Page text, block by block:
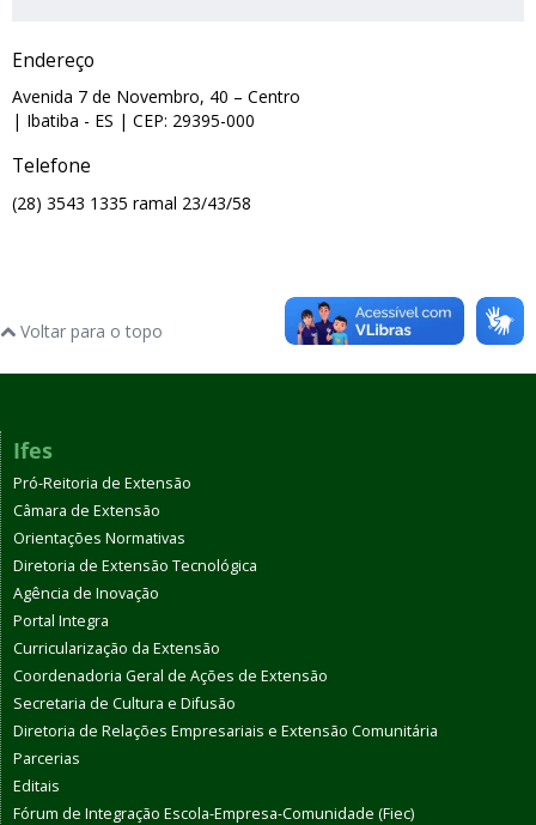
Endereço
Avenida 7 de Novembro, 40 – Centro
| Ibatiba - ES | CEP: 29395-000
Telefone
(28) 3543 1335 ramal 23/43/58
Voltar para o topo
Ifes
Pró-Reitoria de Extensão
Câmara de Extensão
Orientações Normativas
Diretoria de Extensão Tecnológica
Agência de Inovação
Portal Integra
Curricularização da Extensão
Coordenadoria Geral de Ações de Extensão
Secretaria de Cultura e Difusão
Diretoria de Relações Empresariais e Extensão Comunitária
Parcerias
Editais
Fórum de Integração Escola-Empresa-Comunidade (Fiec)